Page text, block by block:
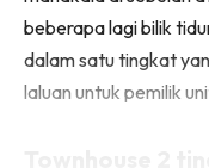
Sentuhan
Rahsia dari
beberapa lagi bilik
dalam satu tingkat
laluan untuk pemilik